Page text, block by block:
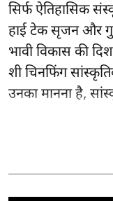
सिर्फ ऐतिहासिक
हाई टेक सृजन और
भावी विकास की
शी चिनफिंग
उनका मानना है,